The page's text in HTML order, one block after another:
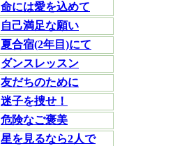
命には愛を込めて
自己満足な願い
夏合宿(2年目)にて
ダンスレッスン
友だちのために
迷子を捜せ！
危険なご褒美
星を見るなら2人で